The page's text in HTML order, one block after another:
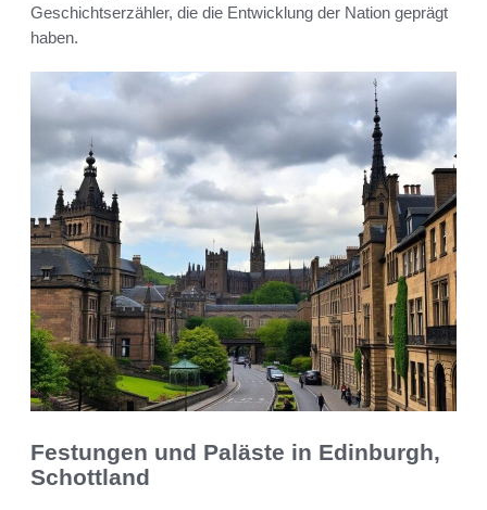
Geschichtserzähler, die die Entwicklung der Nation geprägt
haben.
Festungen und Paläste in Edinburgh,
Schottland